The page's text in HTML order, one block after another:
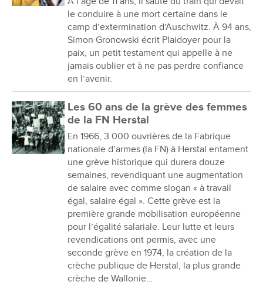
le conduire à une mort certaine dans le
camp d’extermination d’Auschwitz. À 94 ans,
Simon Gronowski écrit Plaidoyer pour la
paix, un petit testament qui appelle à ne
jamais oublier et à ne pas perdre confiance
en l’avenir.
Les 60 ans de la grève des femmes
de la FN Herstal
En 1966, 3 000 ouvrières de la Fabrique
nationale d’armes (la FN) à Herstal entament
une grève historique qui durera douze
semaines, revendiquant une augmentation
de salaire avec comme slogan « à travail
égal, salaire égal ». Cette grève est la
première grande mobilisation européenne
pour l’égalité salariale. Leur lutte et leurs
revendications ont permis, avec une
seconde grève en 1974, la création de la
crèche publique de Herstal, la plus grande
crèche de Wallonie…